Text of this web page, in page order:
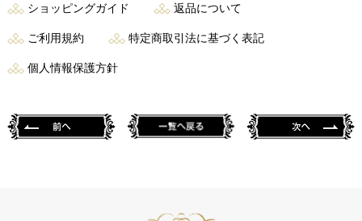
ショッピングガイド 返品について
ご利用規約 特定商取引法に基づく表記
個人情報保護方針